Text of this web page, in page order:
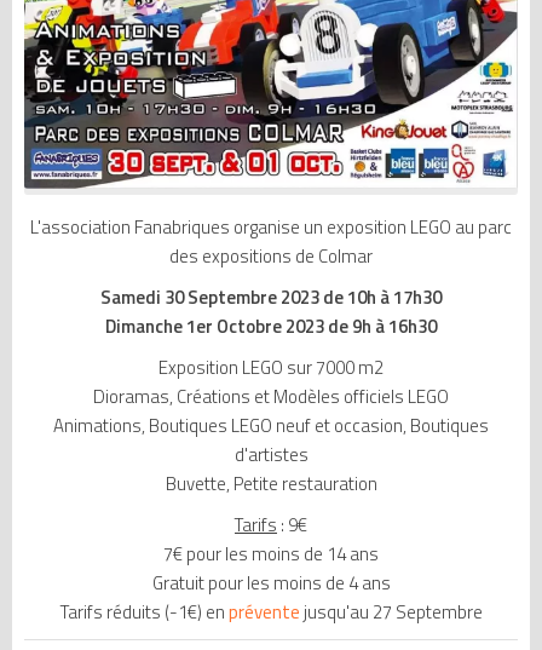
L'association Fanabriques organise un exposition LEGO au parc
des expositions de Colmar
Samedi 30 Septembre 2023 de 10h à 17h30
Dimanche 1er Octobre 2023 de 9h à 16h30
Exposition LEGO sur 7000 m2
Dioramas, Créations et Modèles officiels LEGO
Animations, Boutiques LEGO neuf et occasion, Boutiques
d'artistes
Buvette, Petite restauration
Tarifs : 9€
7€ pour les moins de 14 ans
Gratuit pour les moins de 4 ans
Tarifs réduits (-1€) enprévente jusqu'au 27 Septembre